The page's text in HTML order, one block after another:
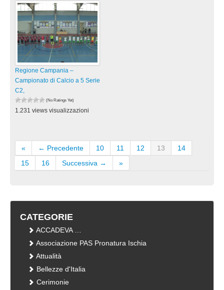
Regione Campania –
Campionato di Calcio a 5 Serie
C2,
(No Ratings Yet)
1.231 views visualizzazioni
« ← Precedente 10 11 12 13
14
15
16 Successiva → »
CATEGORIE
ACCADEVA …
Associazione PAS Pronatura Ischia
Attualità
Bellezze d'Italia
Cerimonie